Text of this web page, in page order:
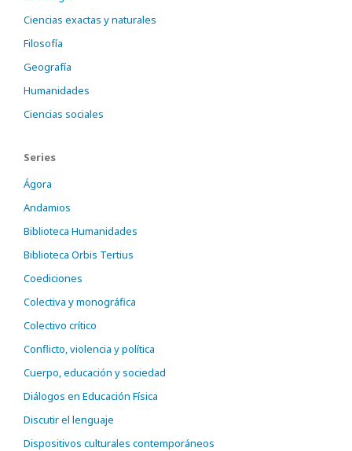
Ciencias exactas y naturales
Filosofía
Geografía
Humanidades
Ciencias sociales
Series
Ágora
Andamios
Biblioteca Humanidades
Biblioteca Orbis Tertius
Coediciones
Colectiva y monográfica
Colectivo crítico
Conflicto, violencia y política
Cuerpo, educación y sociedad
Diálogos en Educación Física
Discutir el lenguaje
Dispositivos culturales contemporáneos